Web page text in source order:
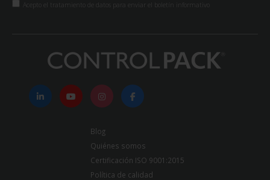
Acepto el tratamiento de datos para enviar el boletín informativo
Blog
Quiénes somos
Certificación ISO 9001:2015
Política de calidad